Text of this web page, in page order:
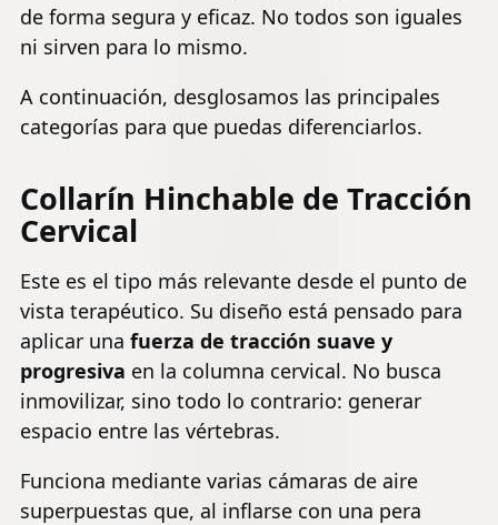
de forma segura y eficaz. No todos son iguales
ni sirven para lo mismo.
A continuación, desglosamos las principales
categorías para que puedas diferenciarlos.
Collarín Hinchable de Tracción
Cervical
Este es el tipo más relevante desde el punto de
vista terapéutico. Su diseño está pensado para
aplicar una fuerza de tracción suave y
progresiva en la columna cervical. No busca
inmovilizar, sino todo lo contrario: generar
espacio entre las vértebras.
Funciona mediante varias cámaras de aire
superpuestas que, al inflarse con una pera